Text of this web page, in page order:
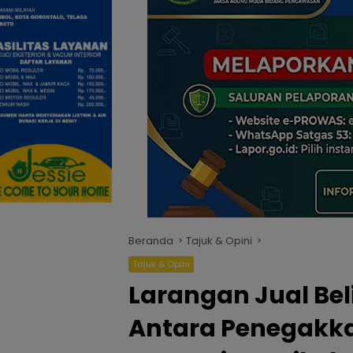
Beranda Tajuk & Opini
Tajuk & Opini
Larangan Jual
Antara